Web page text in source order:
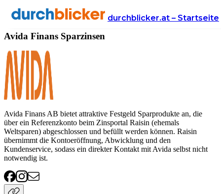
durchblicker.at – Startseite
Anbieter Finanzen sparzinsen Avida Finans
Avida Finans Sparzinsen
Avida Finans AB bietet attraktive Festgeld Sparprodukte an, die
über ein Referenzkonto beim Zinsportal Raisin (ehemals
Weltsparen) abgeschlossen und befüllt werden können. Raisin
übernimmt die Kontoeröffnung, Abwicklung und den
Kundenservice, sodass ein direkter Kontakt mit Avida selbst nicht
notwendig ist.